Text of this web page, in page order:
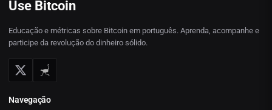
Use Bitcoin
Educação e métricas sobre Bitcoin em português. Aprenda, acompanhe e
participe da revolução do dinheiro sólido.
Navegação